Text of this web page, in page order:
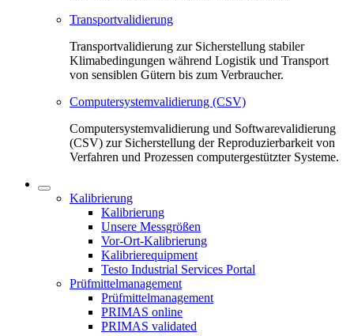
Transportvalidierung
Transportvalidierung zur Sicherstellung stabiler
Klimabedingungen während Logistik und Transport
von sensiblen Gütern bis zum Verbraucher.
Computersystemvalidierung (CSV)
Computersystemvalidierung und Softwarevalidierung
(CSV) zur Sicherstellung der Reproduzierbarkeit von
Verfahren und Prozessen computergestützter Systeme.
Kalibrierung
Kalibrierung
Unsere Messgrößen
Vor-Ort-Kalibrierung
Kalibrierequipment
Testo Industrial Services Portal
Prüfmittelmanagement
Prüfmittelmanagement
PRIMAS online
PRIMAS validated